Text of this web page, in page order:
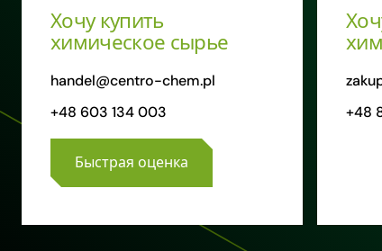
Хочу купить
химическое сырье
handel@centro-chem.pl
+48 603 134 003
Быстрая оценка
+48